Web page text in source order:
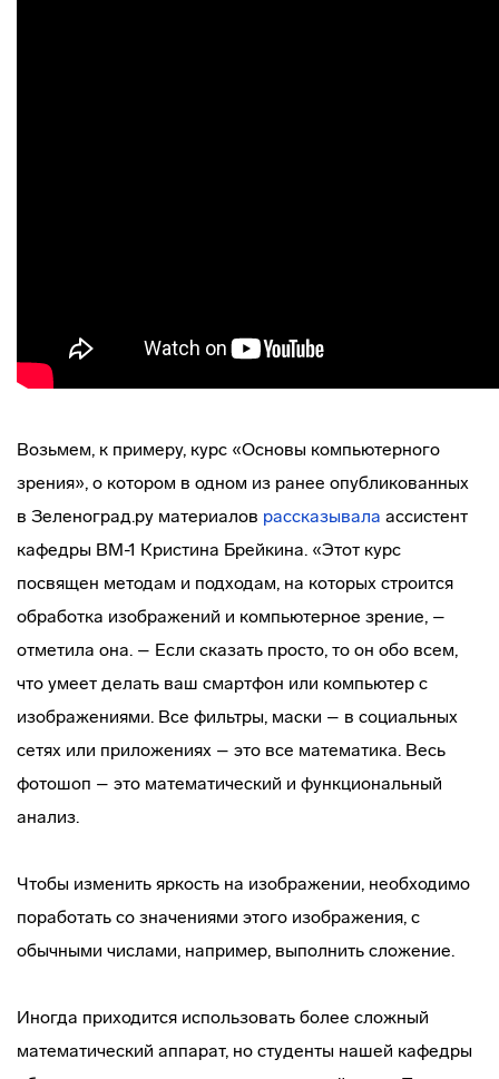
Возьмем, к примеру, курс «Основы компьютерного
зрения», о котором в одном из ранее опубликованных
в Зеленоград.ру материалов рассказывала ассистент
кафедры ВМ-1 Кристина Брейкина. «Этот курс
посвящен методам и подходам, на которых строится
обработка изображений и компьютерное зрение, –
отметила она. – Если сказать просто, то он обо всем,
что умеет делать ваш смартфон или компьютер с
изображениями. Все фильтры, маски – в социальных
сетях или приложениях – это все математика. Весь
фотошоп – это математический и функциональный
анализ.
Чтобы изменить яркость на изображении, необходимо
поработать со значениями этого изображения, с
обычными числами, например, выполнить сложение.
Иногда приходится использовать более сложный
математический аппарат, но студенты нашей кафедры